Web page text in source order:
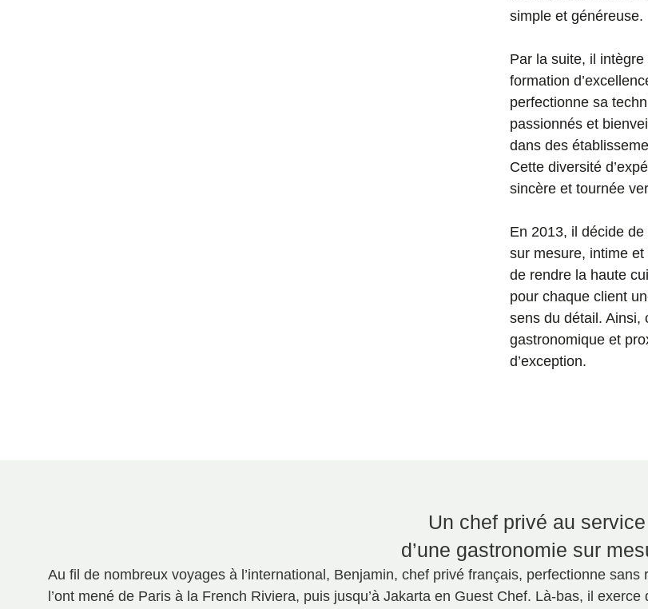
simple et généreuse.
Par la suite, il
formation
perfectionne sa
passionnés et
dans des
Cette diversité
sincère et tournée
En 2013, il décide
sur mesure, intime
de rendre la haute
pour chaque client
sens du détail. Ainsi,
gastronomique et
d’exception.
Un chef privé au service
d’une gastronomie sur
Au fil de nombreux voyages à l’international, Benjamin, chef privé français, perfectionne
l’ont mené de Paris à la French Riviera, puis jusqu’à Jakarta en Guest Chef. Là-bas, il